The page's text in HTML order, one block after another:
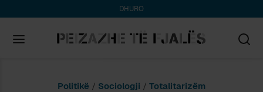
DHURO
Politikë / Sociologji / Totalitarizëm